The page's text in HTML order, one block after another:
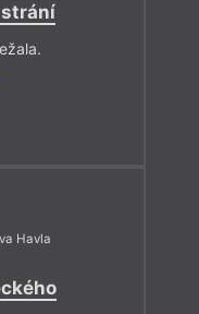
strání
Havla